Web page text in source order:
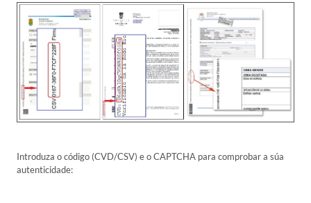
Introduza o código (CVD/CSV) e o CAPTCHA para comprobar a súa
autenticidade: